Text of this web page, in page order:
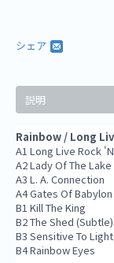
シェア
説明
Rainbow / Long
A1 Long Live Rock
A2 Lady Of The Lake
A3 L. A. Connection
A4 Gates Of Babylon
B1 Kill The King
B2 The Shed (Subtle)
B3 Sensitive To Light
B4 Rainbow Eyes